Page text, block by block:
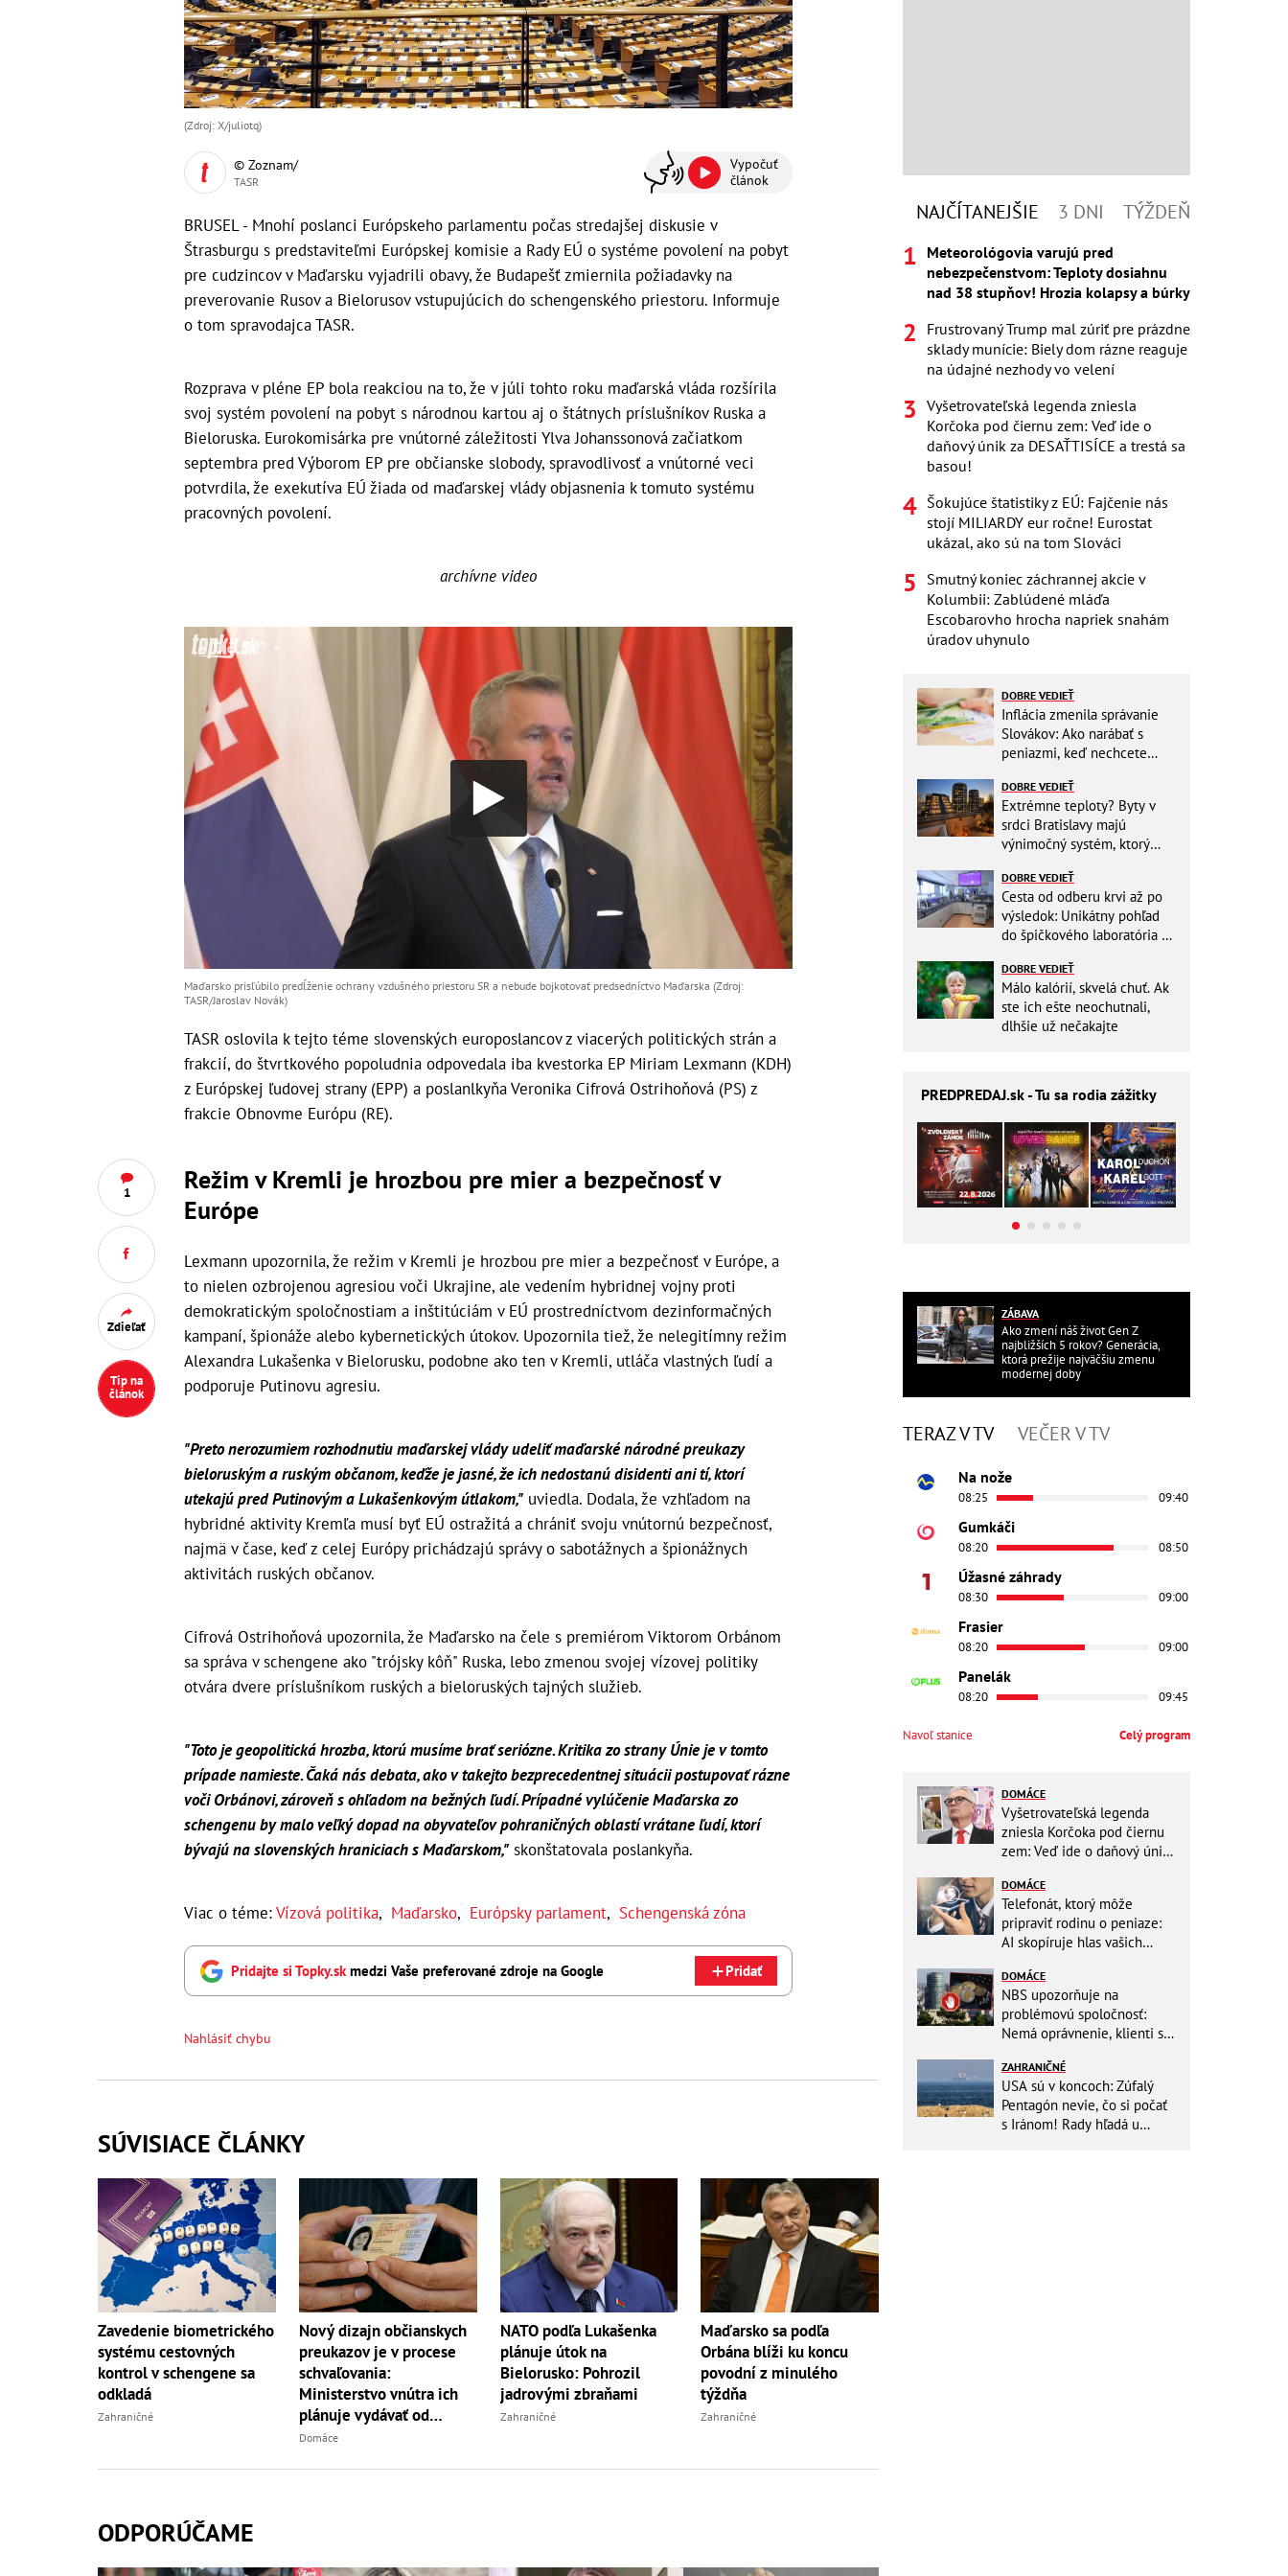
1
Zdieľať
Tip na
článok
(Zdroj: X/juliotq)
© Zoznam/
TASR
Vypočuť
článok
BRUSEL - Mnohí poslanci Európskeho parlamentu počas stredajšej diskusie v
Štrasburgu s predstaviteľmi Európskej komisie a Rady EÚ o systéme povolení na pobyt
pre cudzincov v Maďarsku vyjadrili obavy, že Budapešť zmiernila požiadavky na
preverovanie Rusov a Bielorusov vstupujúcich do schengenského priestoru. Informuje
o tom spravodajca TASR.
Rozprava v pléne EP bola reakciou na to, že v júli tohto roku maďarská vláda rozšírila
svoj systém povolení na pobyt s národnou kartou aj o štátnych príslušníkov Ruska a
Bieloruska. Eurokomisárka pre vnútorné záležitosti Ylva Johanssonová začiatkom
septembra pred Výborom EP pre občianske slobody, spravodlivosť a vnútorné veci
potvrdila, že exekutíva EÚ žiada od maďarskej vlády objasnenia k tomuto systému
pracovných povolení.
archívne video
Maďarsko prisľúbilo predĺženie ochrany vzdušného priestoru SR a nebude bojkotovať predsedníctvo Maďarska (Zdroj:
TASR/Jaroslav Novák)
TASR oslovila k tejto téme slovenských europoslancov z viacerých politických strán a
frakcií, do štvrtkového popoludnia odpovedala iba kvestorka EP Miriam Lexmann (KDH)
z Európskej ľudovej strany (EPP) a poslanlkyňa Veronika Cifrová Ostrihoňová (PS) z
frakcie Obnovme Európu (RE).
Režim v Kremli je hrozbou pre mier a bezpečnosť v
Európe
Lexmann upozornila, že režim v Kremli je hrozbou pre mier a bezpečnosť v Európe, a
to nielen ozbrojenou agresiou voči Ukrajine, ale vedením hybridnej vojny proti
demokratickým spoločnostiam a inštitúciám v EÚ prostredníctvom dezinformačných
kampaní, špionáže alebo kybernetických útokov. Upozornila tiež, že nelegitímny režim
Alexandra Lukašenka v Bielorusku, podobne ako ten v Kremli, utláča vlastných ľudí a
podporuje Putinovu agresiu.
"Preto nerozumiem rozhodnutiu maďarskej vlády udeliť maďarské národné preukazy
bieloruským a ruským občanom, keďže je jasné, že ich nedostanú disidenti ani tí, ktorí
utekajú pred Putinovým a Lukašenkovým útlakom," uviedla. Dodala, že vzhľadom na
hybridné aktivity Kremľa musí byť EÚ ostražitá a chrániť svoju vnútornú bezpečnosť,
najmä v čase, keď z celej Európy prichádzajú správy o sabotážnych a špionážnych
aktivitách ruských občanov.
Cifrová Ostrihoňová upozornila, že Maďarsko na čele s premiérom Viktorom Orbánom
sa správa v schengene ako "trójsky kôň" Ruska, lebo zmenou svojej vízovej politiky
otvára dvere príslušníkom ruských a bieloruských tajných služieb.
"Toto je geopolitická hrozba, ktorú musíme brať seriózne. Kritika zo strany Únie je v tomto
prípade namieste. Čaká nás debata, ako v takejto bezprecedentnej situácii postupovať rázne
voči Orbánovi, zároveň s ohľadom na bežných ľudí. Prípadné vylúčenie Maďarska zo
schengenu by malo veľký dopad na obyvateľov pohraničných oblastí vrátane ľudí, ktorí
bývajú na slovenských hraniciach s Maďarskom," skonštatovala poslankyňa.
Viac o téme:Vízová politika, Maďarsko, Európsky parlament, Schengenská zóna
Pridajte si Topky.skmedzi Vaše preferované zdroje na Google Pridať
Nahlásiť chybu
SÚVISIACE ČLÁNKY
Zavedenie biometrického
systému cestovných
kontrol v schengene sa
odkladá
Zahraničné
Nový dizajn občianskych
preukazov je v procese
schvaľovania:
Ministerstvo vnútra ich
plánuje vydávať od
budúceho roka
Domáce
NATO podľa Lukašenka
plánuje útok na
Bielorusko: Pohrozil
jadrovými zbraňami
Zahraničné
Maďarsko sa podľa
Orbána blíži ku koncu
povodní z minulého
týždňa
Zahraničné
ODPORÚČAME
NAJČÍTANEJŠIE 3 DNI TÝŽDEŇ
Meteorológovia varujú pred
nebezpečenstvom: Teploty dosiahnu
nad 38 stupňov! Hrozia kolapsy a búrky
Frustrovaný Trump mal zúriť pre prázdne
sklady munície: Biely dom rázne reaguje
na údajné nezhody vo velení
Vyšetrovateľská legenda zniesla
Korčoka pod čiernu zem: Veď ide o
daňový únik za DESAŤTISÍCE a trestá sa
basou!
Šokujúce štatistiky z EÚ: Fajčenie nás
stojí MILIARDY eur ročne! Eurostat
ukázal, ako sú na tom Slováci
Smutný koniec záchrannej akcie v
Kolumbii: Zablúdené mláďa
Escobarovho hrocha napriek snahám
úradov uhynulo
DOBRE VEDIEŤ
Inflácia zmenila správanie
Slovákov: Ako narábať s
peniazmi, keď nechcete
DOBRE VEDIEŤ
Extrémne teploty? Byty v
srdci Bratislavy majú
výnimočný systém, ktorý
DOBRE VEDIEŤ
Cesta od odberu krvi až po
výsledok: Unikátny pohľad
do špičkového laboratória na
DOBRE VEDIEŤ
Málo kalórií, skvelá chuť. Ak
ste ich ešte neochutnali,
dlhšie už nečakajte
PREDPREDAJ.sk - Tu sa rodia zážitky
ZÁBAVA
Ako zmení náš život Gen Z
najbližších 5 rokov? Generácia,
ktorá prežije najväčšiu zmenu
modernej doby
TERAZ V TV VEČER V TV
Na nože
08:25 09:40
Gumkáči
08:20 08:50
Úžasné záhrady
08:30 09:00
Frasier
08:20 09:00
Panelák
08:20 09:45
Navoľ stanice Celý program
DOMÁCE
Vyšetrovateľská legenda
zniesla Korčoka pod čiernu
zem: Veď ide o daňový únik
basou!
DOMÁCE
Telefonát, ktorý môže
pripraviť rodinu o peniaze:
AI skopíruje hlas vašich
jednoduchý trik
DOMÁCE
NBS upozorňuje na
problémovú spoločnosť:
Nemá oprávnenie, klienti sa
ZAHRANIČNÉ
USA sú v koncoch: Zúfalý
Pentagón nevie, čo si počať
s Iránom! Rady hľadá u